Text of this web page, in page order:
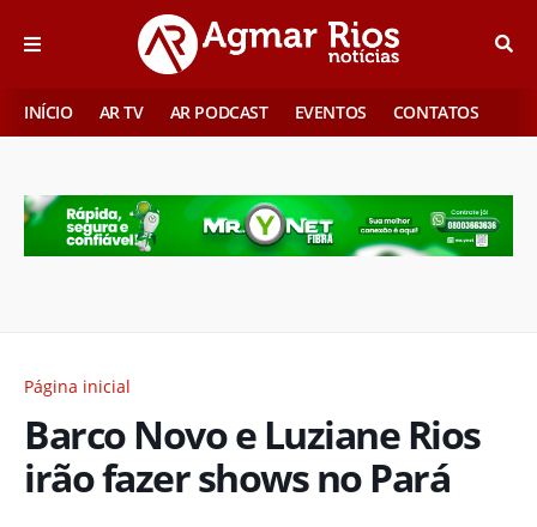
INÍCIO AR TV AR PODCAST EVENTOS CONTATOS
Página inicial
Barco Novo e Luziane Rios
irão fazer shows no Pará